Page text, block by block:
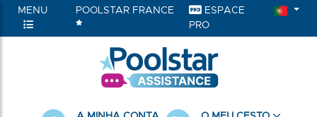
MENU POOLSTAR FRANCE
ESPACE
PRO